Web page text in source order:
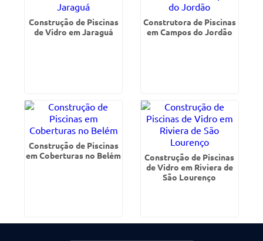
Construção de Piscinas
de Vidro em Jaraguá
Construtora de Piscinas
em Campos do Jordão
Construção de Piscinas
em Coberturas no Belém
Construção de Piscinas
de Vidro em Riviera de
São Lourenço